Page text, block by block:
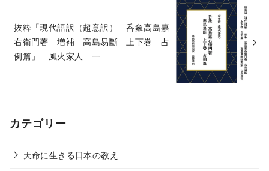
抜粋「現代語訳（超意訳） 呑象高島嘉
右衛門著 増補 高島易斷 上下巻 占
例篇」 風火家人 一
カテゴリー
天命に生きる日本の教え